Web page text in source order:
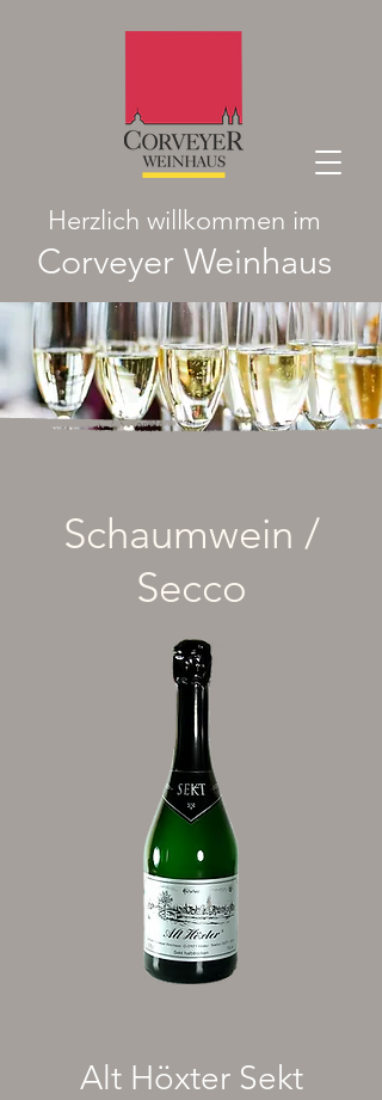
Herzlich willkommen im
Corveyer Weinhaus
Schaumwein /
Secco
Alt Höxter Sekt